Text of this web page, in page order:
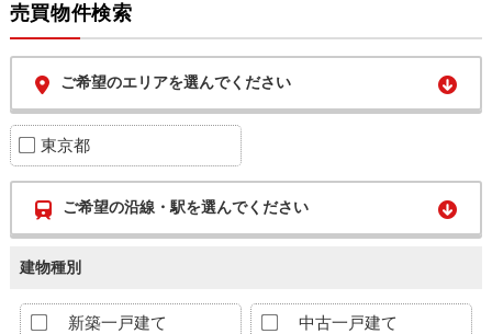
売買物件検索
ご希望のエリアを選んでください
東京都
ご希望の沿線・駅を選んでください
建物種別
新築一戸建て 中古一戸建て